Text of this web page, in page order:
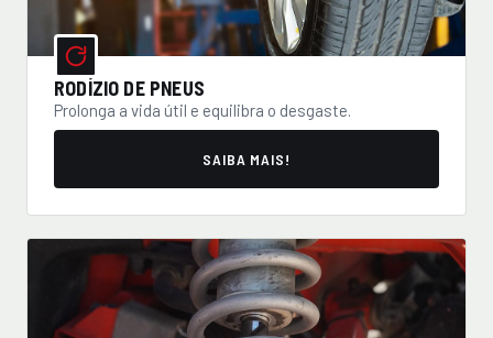
RODÍZIO DE PNEUS
Prolonga a vida útil e equilibra o desgaste.
SAIBA MAIS!